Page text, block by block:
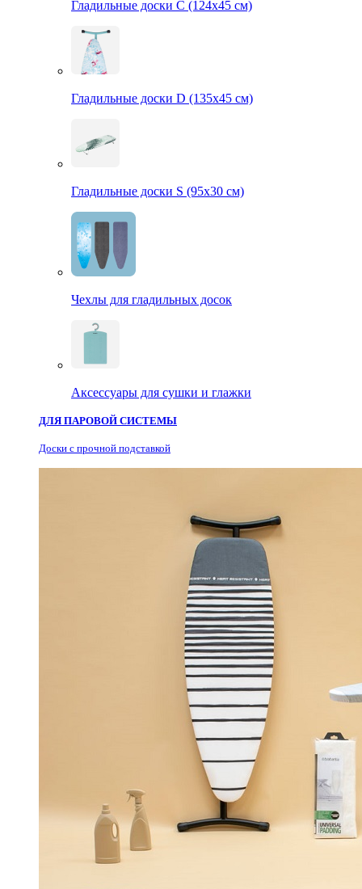
Гладильные доски С (124х45 см)
Гладильные доски D (135х45 см)
Гладильные доски S (95х30 см)
Чехлы для гладильных досок
Аксессуары для сушки и глажки
ДЛЯ ПАРОВОЙ СИСТЕМЫ
Доски с прочной подставкой